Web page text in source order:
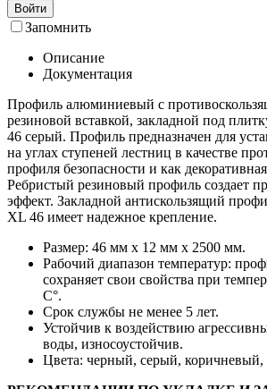
Войти
Запомнить
Описание
Документация
Профиль алюминиевый с
резиновой вставкой, закладной под
46 серый. Профиль предназначен для
на углах ступеней лестниц в качестве
профиля безопасности и как
Ребристый резиновый профиль создает
эффект. Закладной антискользящий
XL 46 имеет надежное крепление.
Размер: 46 мм х 12 мм х 2500 мм.
Рабочий диапазон температур:
сохраняет свои свойства при
С°.
Срок службы не менее 5 лет.
Устойчив к воздействию
воды, износоустойчив.
Цвета: черный, серый,